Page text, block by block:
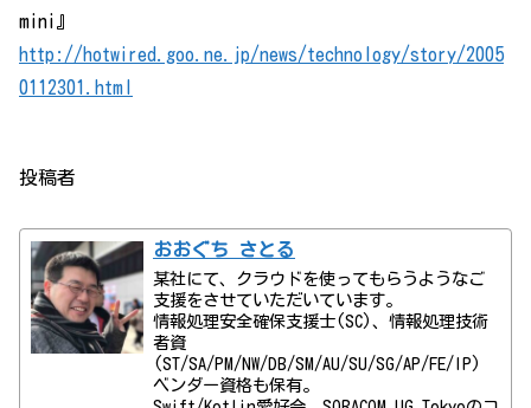
mini』
http://hotwired.goo.ne.jp/news/technology/story/2005
0112301.html
投稿者
おおぐち さとる
某社にて、クラウドを使ってもらうようなご
支援をさせていただいています。
情報処理安全確保支援士(SC)、情報処理技術
者資
(ST/SA/PM/NW/DB/SM/AU/SU/SG/AP/FE/IP)
ベンダー資格も保有。